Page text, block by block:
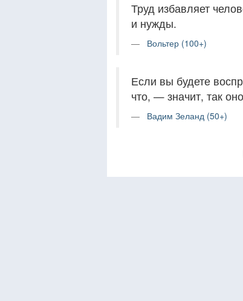
Труд избавляет
и нужды.
Вольтер (100+)
Если вы будете
что, — значит, так
Вадим Зеланд (50+)